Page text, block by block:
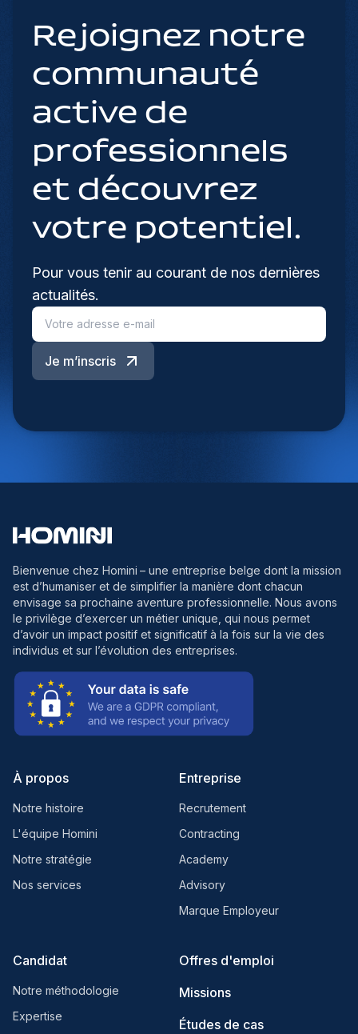
Rejoignez notre
communauté
active de
professionnels
et découvrez
votre potentiel.
Pour vous tenir au courant de nos dernières
actualités.
Je m’inscris
Bienvenue chez Homini – une entreprise belge dont la mission
est d’humaniser et de simplifier la manière dont chacun
envisage sa prochaine aventure professionnelle. Nous avons
le privilège d’exercer un métier unique, qui nous permet
d’avoir un impact positif et significatif à la fois sur la vie des
individus et sur l’évolution des entreprises.
À propos
Notre histoire
L'équipe Homini
Notre stratégie
Nos services
Entreprise
Recrutement
Contracting
Academy
Advisory
Marque Employeur
Candidat
Notre méthodologie
Expertise
Offres d'emploi
Missions
Études de cas